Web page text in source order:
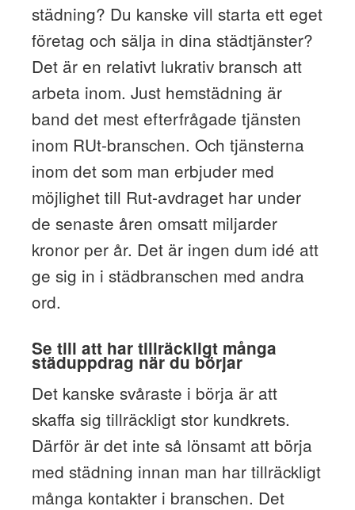
städning? Du kanske vill starta ett eget
företag och sälja in dina städtjänster?
Det är en relativt lukrativ bransch att
arbeta inom. Just hemstädning är
band det mest efterfrågade tjänsten
inom RUt-branschen. Och tjänsterna
inom det som man erbjuder med
möjlighet till Rut-avdraget har under
de senaste åren omsatt miljarder
kronor per år. Det är ingen dum idé att
ge sig in i städbranschen med andra
ord.
Se till att har tillräckligt många
städuppdrag när du börjar
Det kanske svåraste i börja är att
skaffa sig tillräckligt stor kundkrets.
Därför är det inte så lönsamt att börja
med städning innan man har tillräckligt
många kontakter i branschen. Det